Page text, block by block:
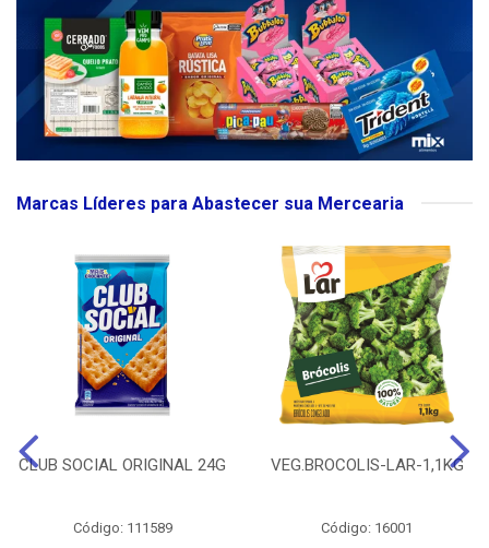
Marcas Líderes para Abastecer sua Mercearia
CLUB SOCIAL ORIGINAL 24G
Código: 111589
VEG.BROCOLIS-LAR-1,1KG
Código: 16001